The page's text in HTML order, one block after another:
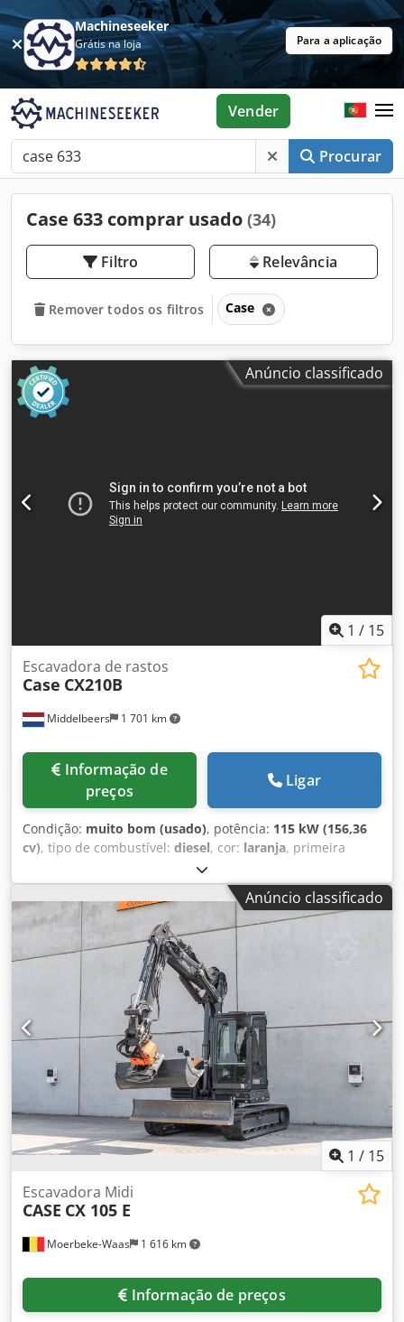
Machineseeker
Grátis na loja Para a aplicação
Procurar
Vender
Case 633 comprar usado (34)
Filtro Relevância
Remover todos os filtros Case
Anúncio classificado
1 / 15
Middelbeers 1 701 km
Escavadora de rastos
Case CX210B
preços
Ligar
Condição: muito bom (usado), potência: 115 kW (156,36
cv), tipo de combustível: diesel, cor: laranja, primeira
, Ano de fabrico:
funcionamento:15 109 h, Informações Gerais Ano do
modelo: 2012 Número de série: DCH210R5NCEAH2500
Cjdpfx Aey En Ndja Tsrf Informações Técnicas Número de
cilindros: 4 Peso próprio: 22.600 kg Funcional Largura de
trabalho: 300 cm Certificação CE: sim Estado Estado
técnico: muito bom Estado visual: muito bom Informações
Financeiras Preço: Sob consulta Garantia Garantia: De
primeira mão, histórico de manutenção completo, pronto
para uso imediato! - 80% do trem de rodas com correntes -
Inclui 3 baldes: 1300 mm, 450 mm e 2000 mm para
limpeza de valas - Opcional com SISTEMA 3D TOPCON
Anúncio classificado
1 / 15
Moerbeke-Waas 1 616 km
Escavadora Midi
CASE CX 105 E
Informação de preços